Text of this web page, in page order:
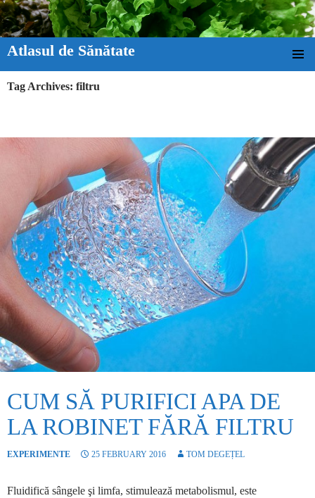
Atlasul de Sănătate
Tag Archives: filtru
CUM SĂ PURIFICI APA DE
LA ROBINET FĂRĂ FILTRU
EXPERIMENTE 25 FEBRUARY 2016 TOM DEGEȚEL
Fluidifică sângele şi limfa, stimulează metabolismul, este